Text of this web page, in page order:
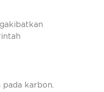
pada karbon.